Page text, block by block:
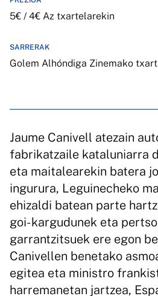
5€ / 4€ Az txartelarekin
SARRERAK
Golem Alhóndiga Zinemako
Jaume Canivell atezain
fabrikatzaile kataluniarra
eta maitalearekin batera
ingurura, Leguinecheko
ehizaldi batean parte
goi- kargudunek eta
garrantzitsuek ere egon
Canivellen benetako
egitea eta ministro
harremanetan jartzea,